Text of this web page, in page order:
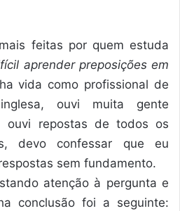
feitas por quem estuda
aprender preposições em
vida como profissional de
ouvi muita gente
ouvi repostas de todos os
devo confessar que eu
sem fundamento.
atenção à pergunta e
conclusão foi a seguinte: